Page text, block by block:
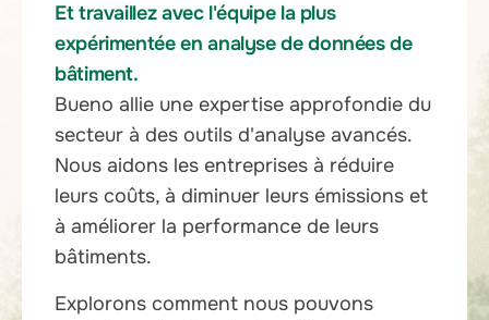
Et travaillez avec l'équipe la plus
expérimentée en analyse de données de
bâtiment.
Bueno allie une expertise approfondie du
secteur à des outils d'analyse avancés.
Nous aidons les entreprises à réduire
leurs coûts, à diminuer leurs émissions et
à améliorer la performance de leurs
bâtiments.
Explorons comment nous pouvons